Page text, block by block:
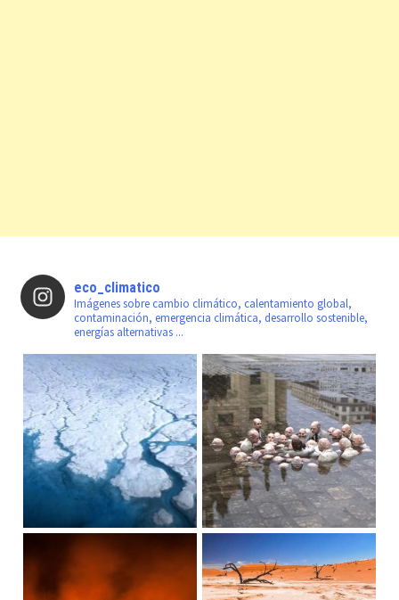
eco_climatico
Imágenes sobre cambio climático, calentamiento global,
contaminación, emergencia climática, desarrollo sostenible,
energías alternativas ...